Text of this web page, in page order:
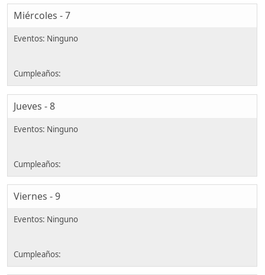
Miércoles - 7
Jueves - 8
Viernes - 9